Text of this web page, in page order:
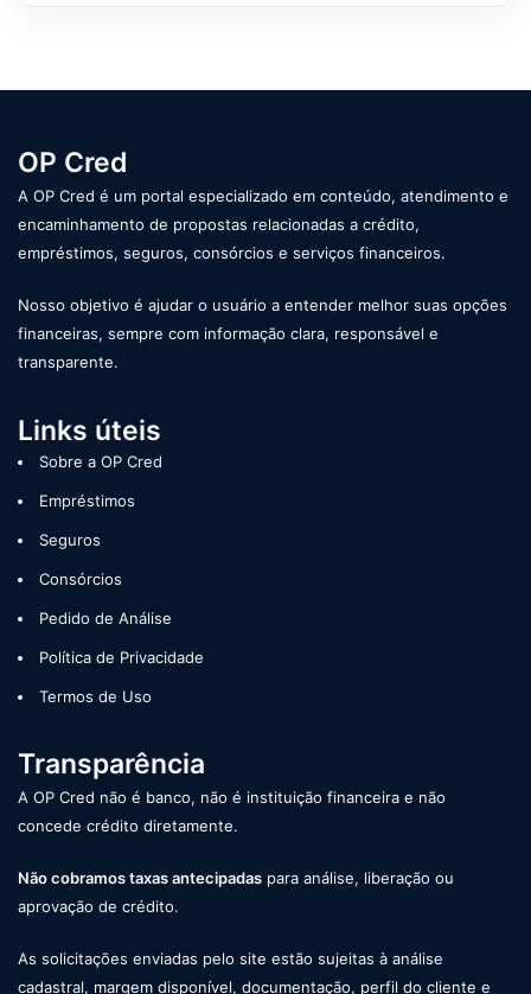
OP Cred
A OP Cred é um portal especializado em conteúdo, atendimento e
encaminhamento de propostas relacionadas a crédito,
empréstimos, seguros, consórcios e serviços financeiros.
Nosso objetivo é ajudar o usuário a entender melhor suas opções
financeiras, sempre com informação clara, responsável e
transparente.
Links úteis
Sobre a OP Cred
Empréstimos
Seguros
Consórcios
Pedido de Análise
Política de Privacidade
Termos de Uso
Transparência
A OP Cred não é banco, não é instituição financeira e não
concede crédito diretamente.
Não cobramos taxas antecipadas para análise, liberação ou
aprovação de crédito.
As solicitações enviadas pelo site estão sujeitas à análise
cadastral, margem disponível, documentação, perfil do cliente e